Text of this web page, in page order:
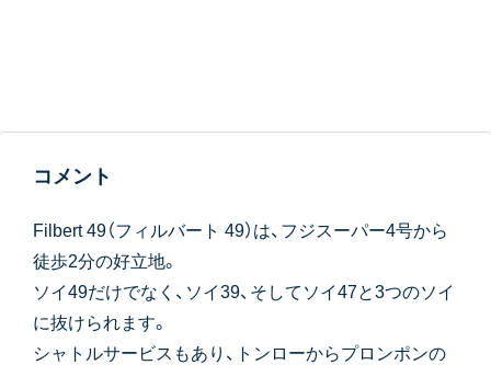
コメント
Filbert 49（フィルバート 49）は、フジスーパー4号から
徒歩2分の好立地。
ソイ49だけでなく、ソイ39、そしてソイ47と3つのソイ
に抜けられます。
シャトルサービスもあり、トンローからプロンポンの